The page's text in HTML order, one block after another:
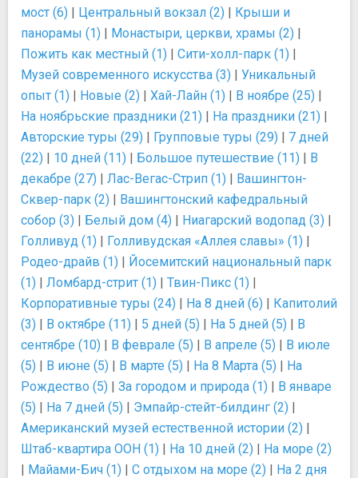
мост (6) | Центральный вокзал (2) | Крыши и
панорамы (1) | Монастыри, церкви, храмы (2) |
Пожить как местный (1) | Сити-холл-парк (1) |
Музей современного искусства (3) | Уникальный
опыт (1) | Новые (2) | Хай-Лайн (1) | В ноябре (25) |
На ноябрьские праздники (21) | На праздники (21) |
Авторские туры (29) | Групповые туры (29) | 7 дней
(22) | 10 дней (11) | Большое путешествие (11) | В
декабре (27) | Лас-Вегас-Стрип (1) | Вашингтон-
Сквер-парк (2) | Вашингтонский кафедральный
собор (3) | Белый дом (4) | Ниагарский водопад (3) |
Голливуд (1) | Голливудская «Аллея славы» (1) |
Родео-драйв (1) | Йосемитский национальный парк
(1) | Ломбард-стрит (1) | Твин-Пикс (1) |
Корпоративные туры (24) | На 8 дней (6) | Капитолий
(3) | В октябре (11) | 5 дней (5) | На 5 дней (5) | В
сентябре (10) | В феврале (5) | В апреле (5) | В июле
(5) | В июне (5) | В марте (5) | На 8 Марта (5) | На
Рождество (5) | За городом и природа (1) | В январе
(5) | На 7 дней (5) | Эмпайр-стейт-билдинг (2) |
Американский музей естественной истории (2) |
Штаб-квартира ООН (1) | На 10 дней (2) | На море (2)
| Майами-Бич (1) | С отдыхом на море (2) | На 2 дня